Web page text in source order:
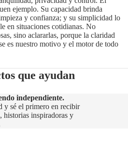
ejemplo. Su capacidad brinda
y confianza; y su simplicidad lo
en situaciones cotidianas. No
sino aclararlas, porque la claridad
es nuestro motivo y el motor de todo
que ayudan
independiente.
y sé el primero en recibir
historias inspiradoras y